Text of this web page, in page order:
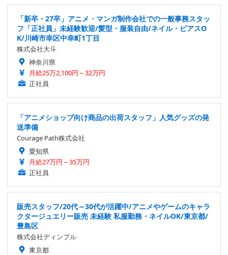
「新卒・27卒」アニメ・マンガ制作会社での一般事務スタッ
フ「正社員」未経験歓迎/髪型・服装自由/ネイル・ピアスO
K/川崎市幸区中幸町1丁目
株式会社大斗
神奈川県
月給25万2,100円～32万円
正社員
「アニメショップ向け商品の出荷スタッフ」人気グッズの発
送準備
Courage Path株式会社
愛知県
月給27万円～35万円
正社員
販売スタッフ/20代～30代が活躍中/アニメやゲームのキャラ
クタージュエリー販売 未経験 私服勤務・ネイルOK/東京都/
豊島区
株式会社ディンプル
東京都